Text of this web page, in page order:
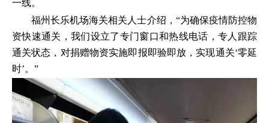
一线。
福州长乐机场海关相关人士介绍，“为确保疫情防控物
资快速通关，我们设立了专门窗口和热线电话，专人跟踪
通关状态，对捐赠物资实施即报即验即放，实现通关‘零延
时’。”